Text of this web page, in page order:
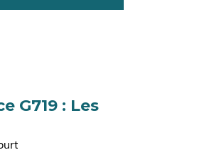
G719 : Les